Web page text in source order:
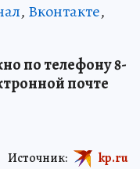
, Вконтакте,
по телефону 8-
почте
Источник: kp.ru